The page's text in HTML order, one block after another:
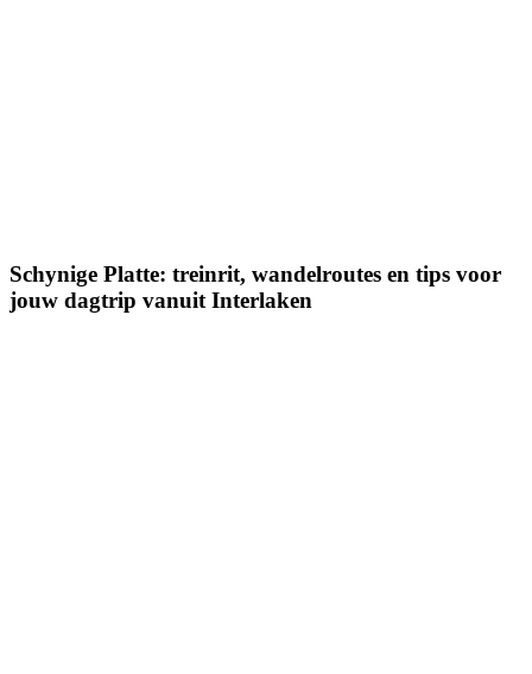
Schynige Platte: treinrit, wandelroutes en tips voor
jouw dagtrip vanuit Interlaken